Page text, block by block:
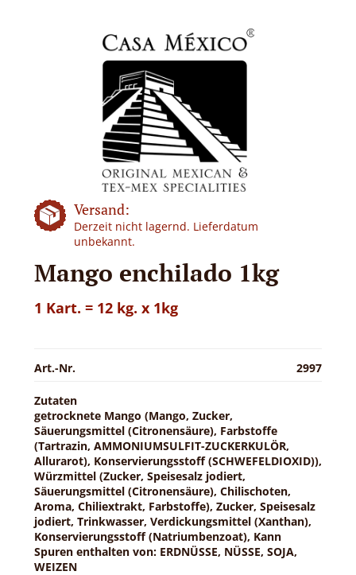
Versand:
Derzeit nicht lagernd. Lieferdatum
unbekannt.
Mango enchilado 1kg
1 Kart. = 12 kg. x 1kg
Art.-Nr. 2997
Zutaten
getrocknete Mango (Mango, Zucker,
Säuerungsmittel (Citronensäure), Farbstoffe
(Tartrazin, AMMONIUMSULFIT-ZUCKERKULÖR,
Allurarot), Konservierungsstoff (SCHWEFELDIOXID)),
Würzmittel (Zucker, Speisesalz jodiert,
Säuerungsmittel (Citronensäure), Chilischoten,
Aroma, Chiliextrakt, Farbstoffe), Zucker, Speisesalz
jodiert, Trinkwasser, Verdickungsmittel (Xanthan),
Konservierungsstoff (Natriumbenzoat), Kann
Spuren enthalten von: ERDNÜSSE, NÜSSE, SOJA,
WEIZEN